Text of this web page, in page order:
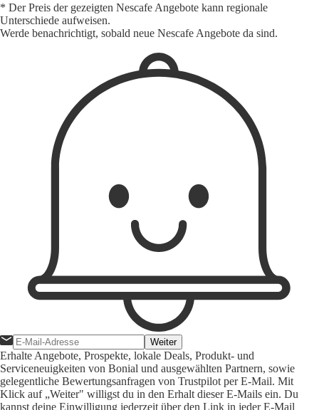
* Der Preis der gezeigten Nescafe Angebote kann regionale
Unterschiede aufweisen.
Werde benachrichtigt, sobald neue Nescafe Angebote da sind.
Weiter
Erhalte Angebote, Prospekte, lokale Deals, Produkt- und
Serviceneuigkeiten von Bonial und ausgewählten Partnern, sowie
gelegentliche Bewertungsanfragen von Trustpilot per E-Mail. Mit
Klick auf „Weiter" willigst du in den Erhalt dieser E-Mails ein. Du
kannst deine Einwilligung jederzeit über den Link in jeder E-Mail